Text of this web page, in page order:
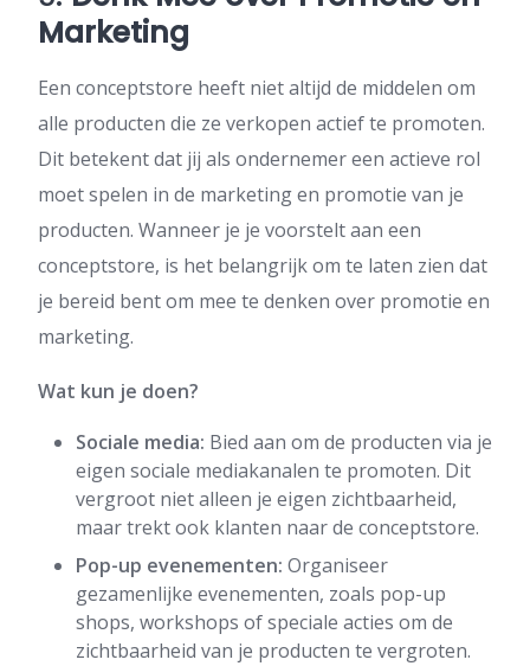
Marketing
Een conceptstore heeft niet altijd de middelen om
alle producten die ze verkopen actief te promoten.
Dit betekent dat jij als ondernemer een actieve rol
moet spelen in de marketing en promotie van je
producten. Wanneer je je voorstelt aan een
conceptstore, is het belangrijk om te laten zien dat
je bereid bent om mee te denken over promotie en
marketing.
Wat kun je doen?
Sociale media: Bied aan om de producten via je
eigen sociale mediakanalen te promoten. Dit
vergroot niet alleen je eigen zichtbaarheid,
maar trekt ook klanten naar de conceptstore.
Pop-up evenementen: Organiseer
gezamenlijke evenementen, zoals pop-up
shops, workshops of speciale acties om de
zichtbaarheid van je producten te vergroten.